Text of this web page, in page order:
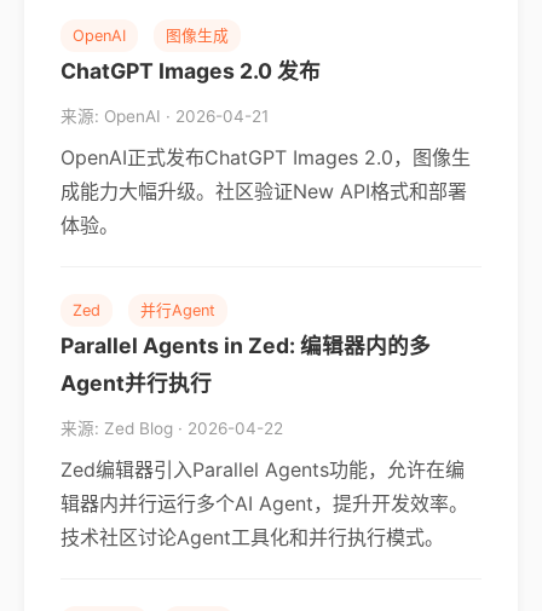
OpenAI 图像生成
ChatGPT Images 2.0 发布
来源: OpenAI · 2026-04-21
OpenAI正式发布ChatGPT Images 2.0，图像生
成能力大幅升级。社区验证New API格式和部署
体验。
Zed 并行Agent
Parallel Agents in Zed: 编辑器内的多
Agent并行执行
来源: Zed Blog · 2026-04-22
Zed编辑器引入Parallel Agents功能，允许在编
辑器内并行运行多个AI Agent，提升开发效率。
技术社区讨论Agent工具化和并行执行模式。